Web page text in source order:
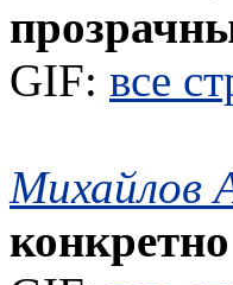
GIF: все
Михайлов